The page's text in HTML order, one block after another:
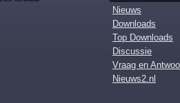
Nieuws
Downloads
Top Downloads
Discussie
Vraag en
Nieuws2.nl